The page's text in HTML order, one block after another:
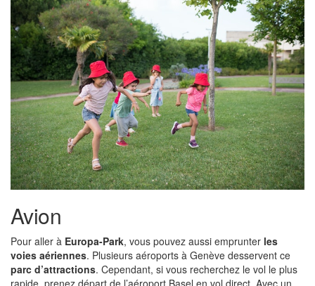
Avion
Pour aller à Europa-Park, vous pouvez aussi emprunter les
voies aériennes. Plusieurs aéroports à Genève desservent ce
parc d’attractions. Cependant, si vous recherchez le vol le plus
rapide, prenez départ de l’aéroport Basel en vol direct. Avec un